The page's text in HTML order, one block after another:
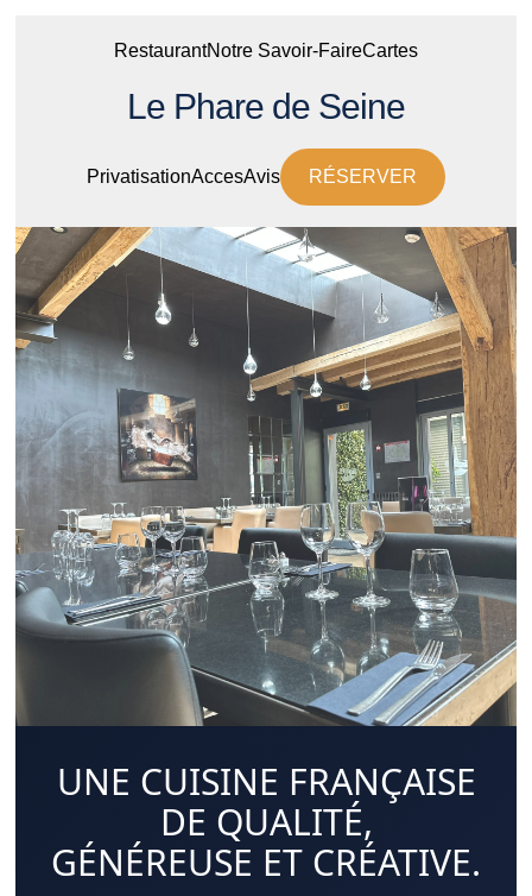
RestaurantNotre Savoir-FaireCartes
Le Phare de Seine
PrivatisationAccesAvis RÉSERVER
UNE CUISINE FRANÇAISE
DE QUALITÉ,
GÉNÉREUSE ET CRÉATIVE.